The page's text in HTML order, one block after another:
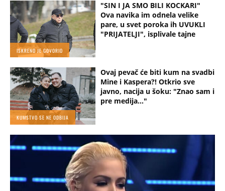
ISKRENO JE GOVORIO
"SIN I JA SMO BILI KOCKARI"
Ova navika im odnela velike
pare, u svet poroka ih UVUKLI
"PRIJATELJI", isplivale tajne
KUMSTVO SE NE ODBIJA
Ovaj pevač će biti kum na svadbi
Mine i Kaspera?! Otkrio sve
javno, nacija u šoku: "Znao sam i
pre medija..."